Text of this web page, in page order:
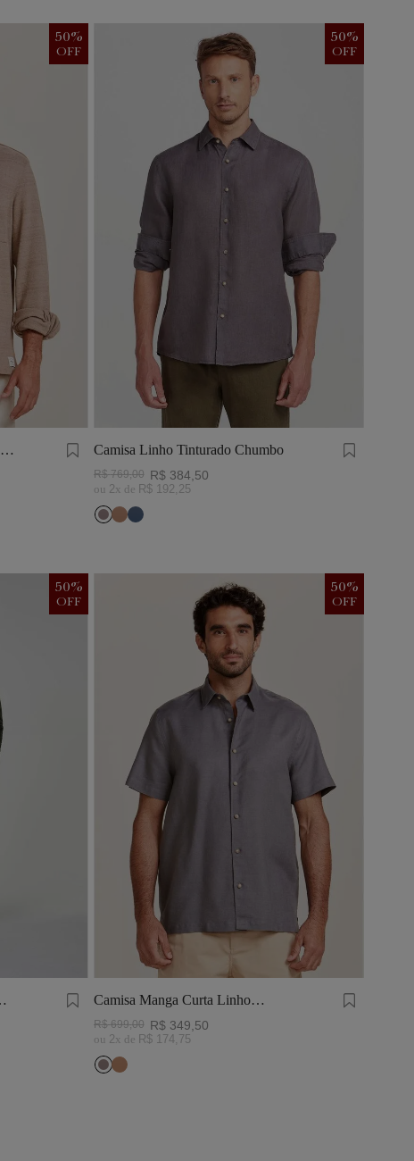
50%
OFF
Camisa Linho Tinturado Chumbo
50%
OFF
R$ 769,00 R$ 384 50
ou 2x de R$ 192 25
50%
OFF
Camisa Manga Curta Linho
50%
OFF
R$ 699,00 R$ 349 50
ou 2x de R$ 174, 75